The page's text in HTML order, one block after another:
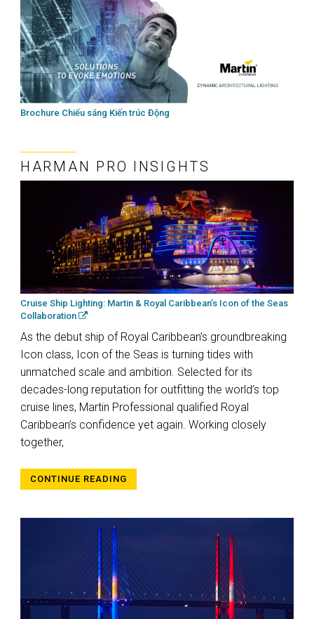
Brochure Chiếu sáng Kiến trúc Động
HARMAN PRO INSIGHTS
Cruise Ship Lighting: Martin & Royal Caribbean’s Icon of the Seas
Collaboration
As the debut ship of Royal Caribbean’s groundbreaking
Icon class, Icon of the Seas is turning tides with
unmatched scale and ambition. Selected for its
decades-long reputation for outfitting the world’s top
cruise lines, Martin Professional qualified Royal
Caribbean’s confidence yet again. Working closely
together,
CONTINUE READING